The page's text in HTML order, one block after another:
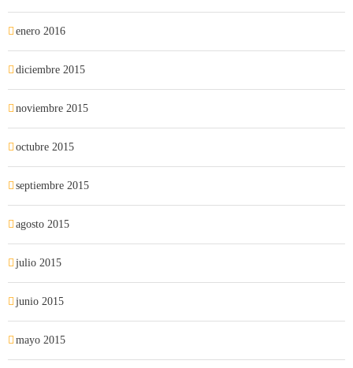
enero 2016
diciembre 2015
noviembre 2015
octubre 2015
septiembre 2015
agosto 2015
julio 2015
junio 2015
mayo 2015